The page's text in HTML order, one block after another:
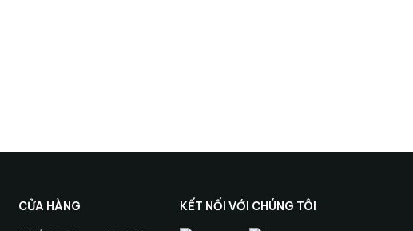
CỬA HÀNG KẾT NỐI VỚI CHÚNG TÔI